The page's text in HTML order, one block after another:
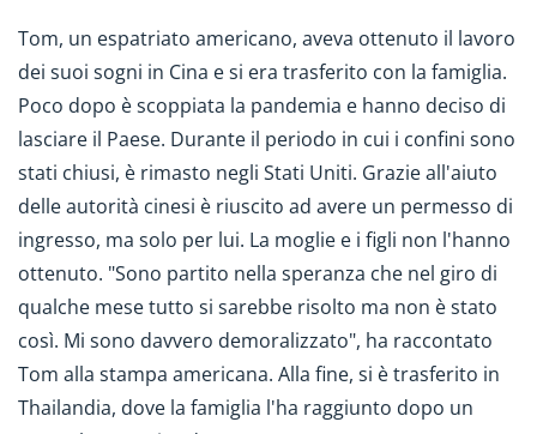
Tom, un espatriato americano, aveva ottenuto il lavoro
dei suoi sogni in Cina e si era trasferito con la famiglia.
Poco dopo è scoppiata la pandemia e hanno deciso di
lasciare il Paese. Durante il periodo in cui i confini sono
stati chiusi, è rimasto negli Stati Uniti. Grazie all'aiuto
delle autorità cinesi è riuscito ad avere un permesso di
ingresso, ma solo per lui. La moglie e i figli non l'hanno
ottenuto. "Sono partito nella speranza che nel giro di
qualche mese tutto si sarebbe risolto ma non è stato
così. Mi sono davvero demoralizzato", ha raccontato
Tom alla stampa americana. Alla fine, si è trasferito in
Thailandia, dove la famiglia l'ha raggiunto dopo un